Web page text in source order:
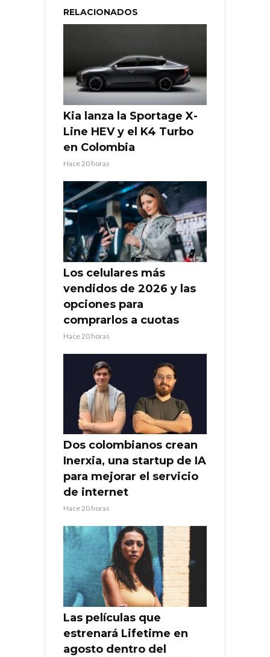
RELACIONADOS
Kia lanza la Sportage X-
Line HEV y el K4 Turbo
en Colombia
Hace 20 horas
Los celulares más
vendidos de 2026 y las
opciones para
comprarlos a cuotas
Hace 20 horas
Dos colombianos crean
Inerxia, una startup de IA
para mejorar el servicio
de internet
Hace 20 horas
Las películas que
estrenará Lifetime en
agosto dentro del